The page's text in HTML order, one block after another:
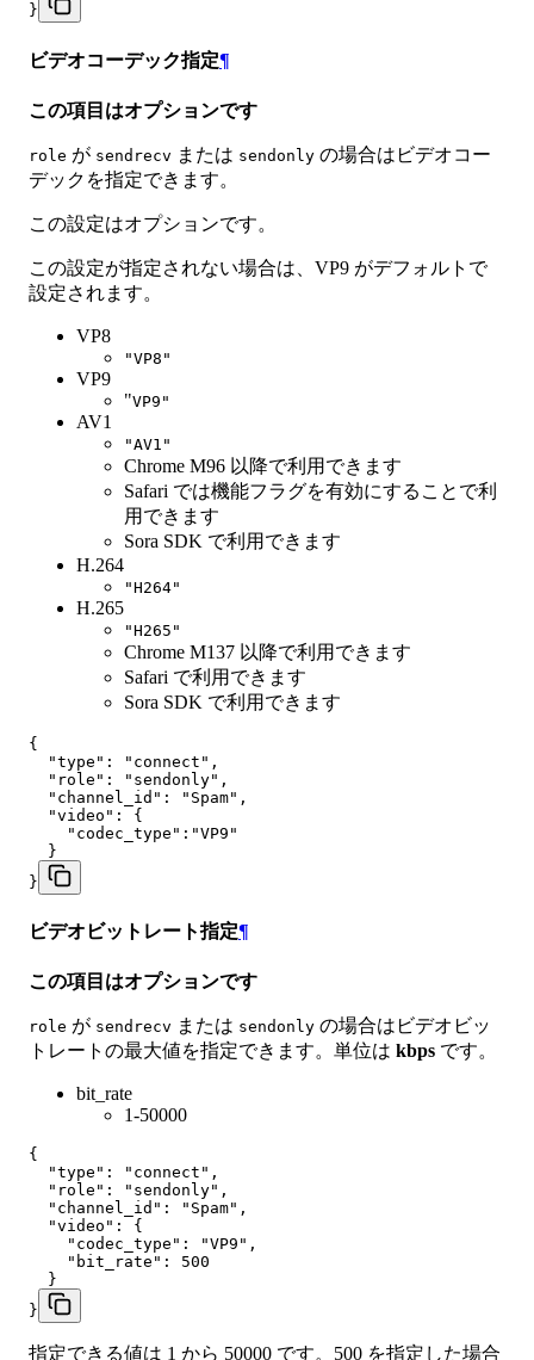
}
ビデオコーデック指定¶
この項目はオプションです
role が sendrecv または sendonly の場合はビデオコー
デックを指定できます。
この設定はオプションです。
この設定が指定されない場合は、VP9 がデフォルトで
設定されます。
VP8
"VP8"
VP9
"VP9"
AV1
"AV1"
Chrome M96 以降で利用できます
Safari では機能フラグを有効にすることで利
用できます
Sora SDK で利用できます
H.264
"H264"
H.265
"H265"
Chrome M137 以降で利用できます
Safari で利用できます
Sora SDK で利用できます
{
  "type": "connect",
  "role": "sendonly",
  "channel_id": "Spam",
  "video": {
    "codec_type":"VP9"
  }
}
ビデオビットレート指定¶
この項目はオプションです
role が sendrecv または sendonly の場合はビデオビッ
トレートの最大値を指定できます。単位は kbps です。
bit_rate
1-50000
{
  "type": "connect",
  "role": "sendonly",
  "channel_id": "Spam",
  "video": {
    "codec_type": "VP9",
    "bit_rate": 500
  }
}
指定できる値は 1 から 50000 です。500 を指定した場合